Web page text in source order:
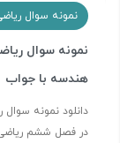
نمونه سوال
نمونه سوال
هندسه با جواب
دانلود نمونه
در فصل ششم